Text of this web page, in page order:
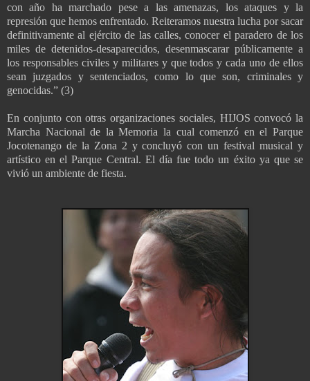
con año ha marchado pese a las amenazas, los ataques y la
represión que hemos enfrentado. Reiteramos nuestra lucha por sacar
definitivamente al ejército de las calles, conocer el paradero de los
miles de detenidos-desaparecidos, desenmascarar públicamente a
los responsables civiles y militares y que todos y cada uno de ellos
sean juzgados y sentenciados, como lo que son, criminales y
genocidas.” (3)
En conjunto con otras organizaciones sociales, HIJOS convocó la
Marcha Nacional de la Memoria la cual comenzó en el Parque
Jocotenango de la Zona 2 y concluyó con un festival musical y
artístico en el Parque Central. El día fue todo un éxito ya que se
vivió un ambiente de fiesta.